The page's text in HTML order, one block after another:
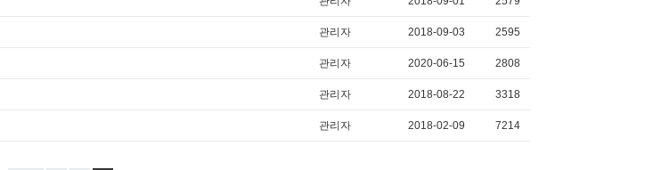
관리자 2018-09-03 2595
관리자 2020-06-15 2808
관리자 2018-08-22 3318
관리자 2018-02-09 7214